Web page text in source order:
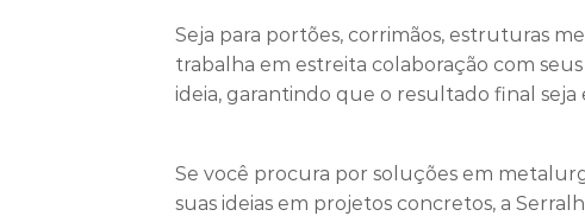
Seja para portões, corrimãos, estruturas
trabalha em estreita colaboração com
ideia, garantindo que o resultado final
Se você procura por soluções em
suas ideias em projetos concretos, a